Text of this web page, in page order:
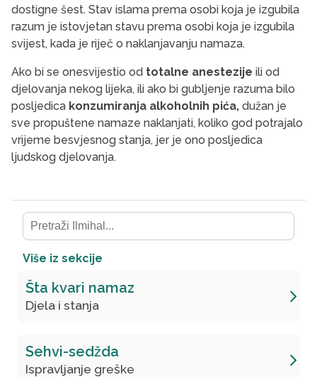
dostigne šest. Stav islama prema osobi koja je izgubila
razum je istovjetan stavu prema osobi koja je izgubila
svijest, kada je riječ o naklanjavanju namaza.
Ako bi se onesvijestio od totalne anestezije ili od
djelovanja nekog lijeka, ili ako bi gubljenje razuma bilo
posljedica konzumiranja alkoholnih pića, dužan je
sve propuštene namaze naklanjati, koliko god potrajalo
vrijeme besvjesnog stanja, jer je ono posljedica
ljudskog djelovanja.
Više iz sekcije
Šta kvari namaz
Djela i stanja
Sehvi-sedžda
Ispravljanje greške